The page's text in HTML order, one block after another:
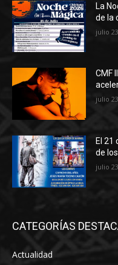
La
de la
julio
CMF
julio
El 21
de
julio
CATEGORÍAS
Actualidad